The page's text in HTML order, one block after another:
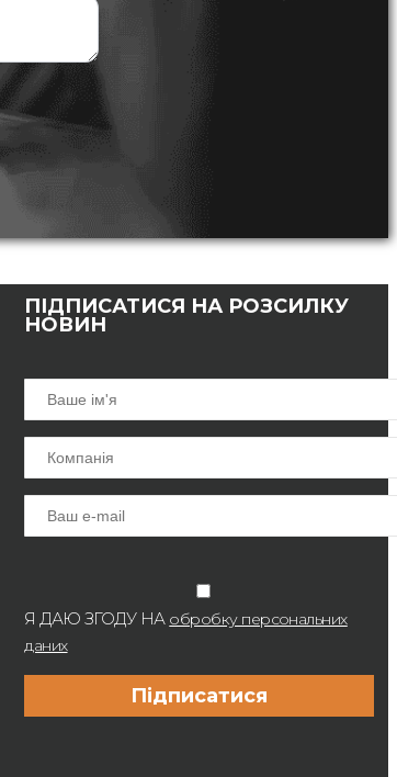
ПІДПИСАТИСЯ НА РОЗСИЛКУ
НОВИН
Я ДАЮ ЗГОДУ НА обробку персональних
даних